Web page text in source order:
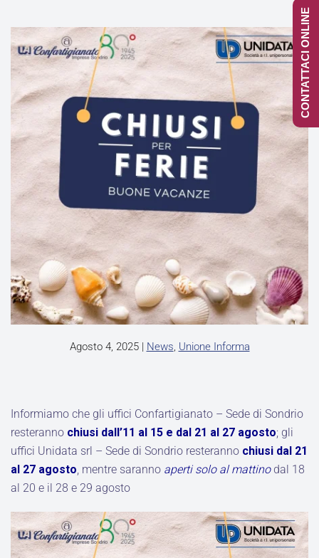
Agosto 4, 2025| News, Unione Informa
Informiamo che gli uffici Confartigianato – Sede di Sondrio
resteranno chiusi dall’11 al 15 e dal 21 al 27 agosto; gli
uffici Unidata srl – Sede di Sondrio resteranno chiusi dal 21
al 27 agosto, mentre saranno aperti solo al mattinodal 18
al 20 e il 28 e 29 agosto
CONTATTACI ONLINE